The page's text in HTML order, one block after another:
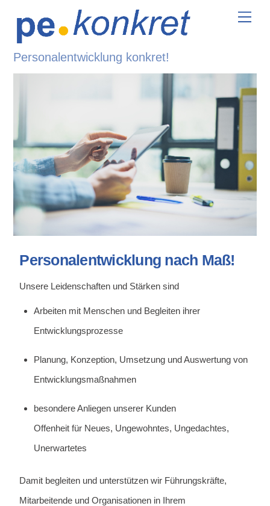
Personalentwicklung konkret!
Personalentwicklung nach Maß!
Unsere Leidenschaften und Stärken sind
Arbeiten mit Menschen und Begleiten ihrer
Entwicklungsprozesse
Planung, Konzeption, Umsetzung und Auswertung von
Entwicklungsmaßnahmen
besondere Anliegen unserer Kunden
Offenheit für Neues, Ungewohntes, Ungedachtes,
Unerwartetes
Damit begleiten und unterstützen wir Führungskräfte,
Mitarbeitende und Organisationen in Ihrem